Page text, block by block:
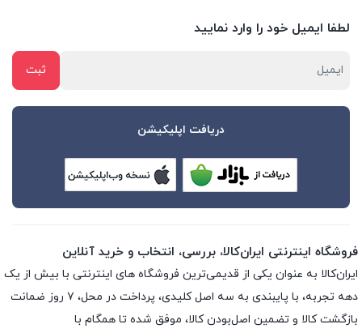
لطفا ایمیل خود را وارد نمایید
دریافت اپلیکیشن
فروشگاه اینترنتی ایران‌کالا، بررسی، انتخاب و خرید آنلاین
ایران‌کالا به عنوان یکی از قدیمی‌ترین فروشگاه های اینترنتی با بیش از یک
دهه تجربه، با پایبندی به سه اصل کلیدی، پرداخت در محل، ۷ روز ضمانت
بازگشت کالا و تضمین اصل‌بودن کالا، موفق شده تا همگام با